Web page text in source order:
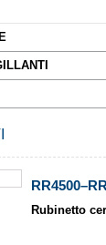
Rubinetto